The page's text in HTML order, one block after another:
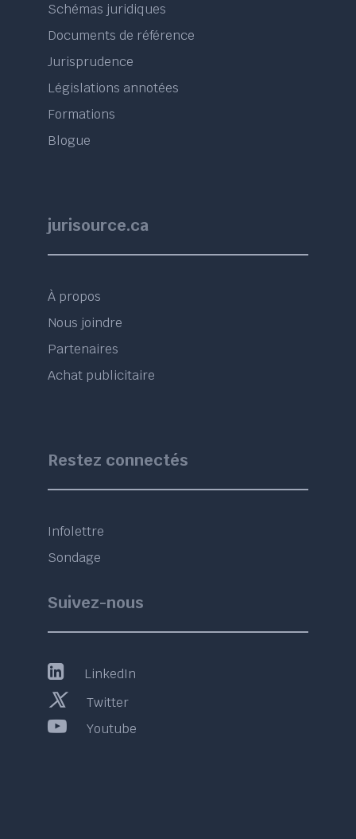
Schémas juridiques
Documents de référence
Jurisprudence
Législations annotées
Formations
Blogue
jurisource.ca
À propos
Nous joindre
Partenaires
Achat publicitaire
Restez connectés
Infolettre
Sondage
Suivez-nous
LinkedIn
Twitter
Youtube